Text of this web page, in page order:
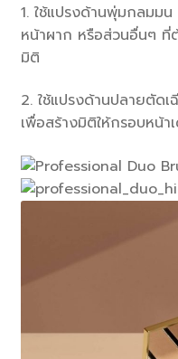
1. ใช้แปรงด้านพุ่มกลมม
หน้าผาก หรือส่วนอื่นๆ ที่
มิติ
2. ใช้แปรงด้านปลายตัด
เพื่อสร้างมิติให้กรอบหน้า